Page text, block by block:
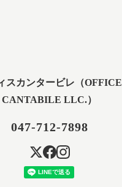
スカンタービレ（OFFICE
CANTABILE LLC.）
047-712-7898